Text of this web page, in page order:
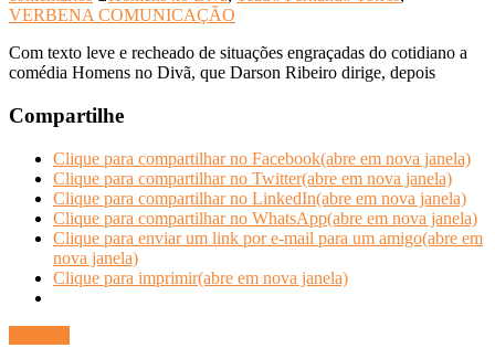
VERBENA COMUNICAÇÃO
Com texto leve e recheado de situações engraçadas do cotidiano a
comédia Homens no Divã, que Darson Ribeiro dirige, depois
Compartilhe
Clique para compartilhar no Facebook(abre em nova janela)
Clique para compartilhar no Twitter(abre em nova janela)
Clique para compartilhar no LinkedIn(abre em nova janela)
Clique para compartilhar no WhatsApp(abre em nova janela)
Clique para enviar um link por e-mail para um amigo(abre em
nova janela)
Clique para imprimir(abre em nova janela)